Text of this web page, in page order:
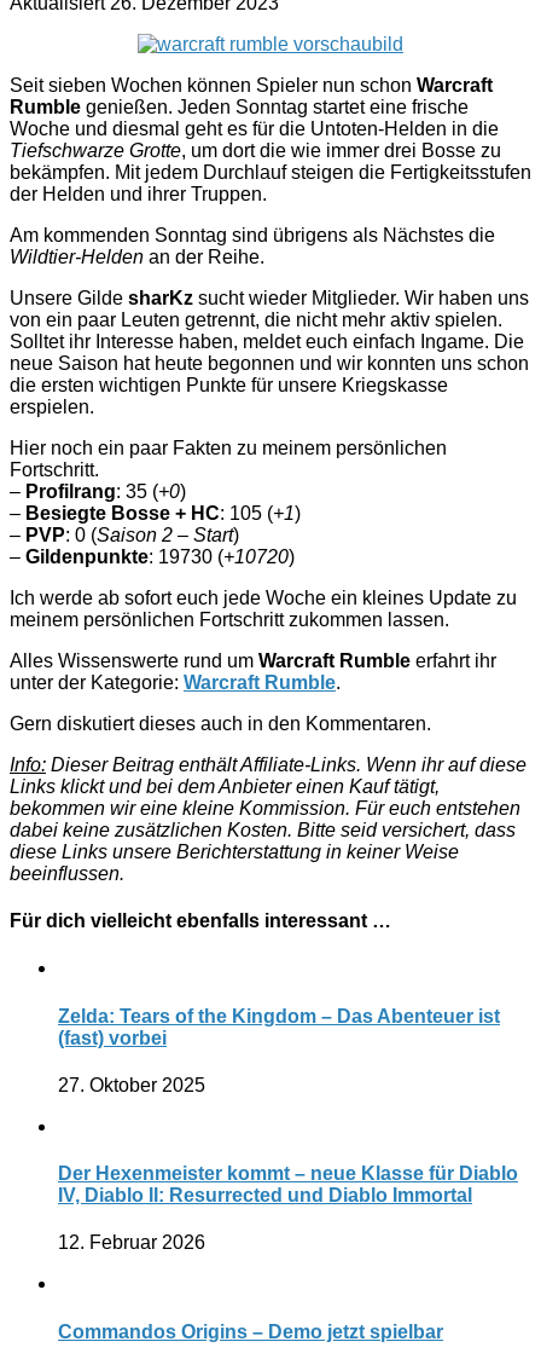
Seit sieben Wochen können Spieler nun schon Warcraft
Rumble genießen. Jeden Sonntag startet eine frische
Woche und diesmal geht es für die Untoten-Helden in die
Tiefschwarze Grotte, um dort die wie immer drei Bosse zu
bekämpfen. Mit jedem Durchlauf steigen die Fertigkeitsstufen
der Helden und ihrer Truppen.
Am kommenden Sonntag sind übrigens als Nächstes die
Wildtier-Helden an der Reihe.
Unsere Gilde sharKz sucht wieder Mitglieder. Wir haben uns
von ein paar Leuten getrennt, die nicht mehr aktiv spielen.
Solltet ihr Interesse haben, meldet euch einfach Ingame. Die
neue Saison hat heute begonnen und wir konnten uns schon
die ersten wichtigen Punkte für unsere Kriegskasse
erspielen.
Hier noch ein paar Fakten zu meinem persönlichen
Fortschritt.
– Profilrang: 35 (+0)
– Besiegte Bosse + HC: 105 (+1)
– PVP: 0 (Saison 2 – Start)
– Gildenpunkte: 19730 (+10720)
Ich werde ab sofort euch jede Woche ein kleines Update zu
meinem persönlichen Fortschritt zukommen lassen.
Alles Wissenswerte rund um Warcraft Rumble erfahrt ihr
unter der Kategorie: Warcraft Rumble.
Gern diskutiert dieses auch in den Kommentaren.
Info: Dieser Beitrag enthält Affiliate-Links. Wenn ihr auf diese
Links klickt und bei dem Anbieter einen Kauf tätigt,
bekommen wir eine kleine Kommission. Für euch entstehen
dabei keine zusätzlichen Kosten. Bitte seid versichert, dass
diese Links unsere Berichterstattung in keiner Weise
beeinflussen.
Für dich vielleicht ebenfalls interessant …
Zelda: Tears of the Kingdom – Das Abenteuer ist
(fast) vorbei
27. Oktober 2025
Der Hexenmeister kommt – neue Klasse für Diablo
IV, Diablo II: Resurrected und Diablo Immortal
12. Februar 2026
Commandos Origins – Demo jetzt spielbar